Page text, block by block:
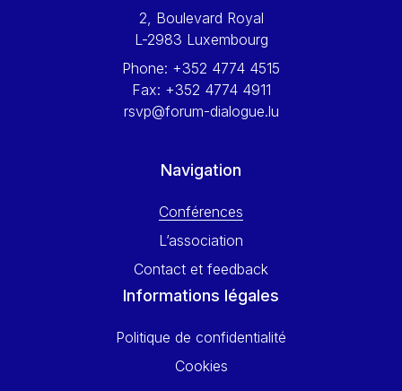
Wolfgang Ketterle
Yossi Beillin
Yves FRANCHET
2, Boulevard Royal
L-2983 Luxembourg
Phone: +352 4774 4515
Fax: +352 4774 4911
rsvp@forum-dialogue.lu
Navigation
Conférences
L’association
Contact et feedback
Informations légales
Politique de confidentialité
Cookies